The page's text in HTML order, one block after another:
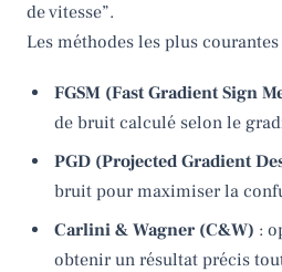
de vitesse”.
Les méthodes les plus courantes
FGSM (Fast Gradient Sign
de bruit calculé selon le
PGD (Projected Gradient
bruit pour maximiser la
Carlini & Wagner (C&W) :
obtenir un résultat précis